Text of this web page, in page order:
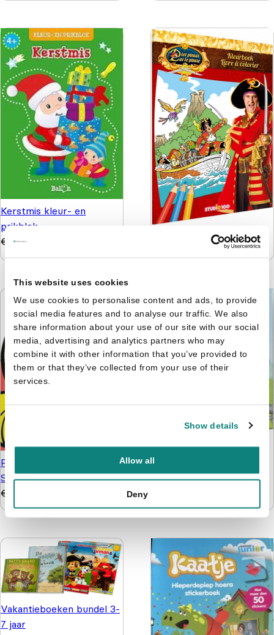
This website uses cookies
We use cookies to personalise content and ads, to provide
social media features and to analyse our traffic. We also
share information about your use of our site with our social
media, advertising and analytics partners who may
combine it with other information that you’ve provided to
them or that they’ve collected from your use of their
services.
Show details
Allow all
Deny
Kerstmis kleur- en
prikblok
€
5,50
Piet Piraat : kleurboek
Plakken en kleuren met
Smurfin
€
Voorleesboek - Grover
vertelt over dieren -
Vakantieboeken bundel 3-
7 jaar